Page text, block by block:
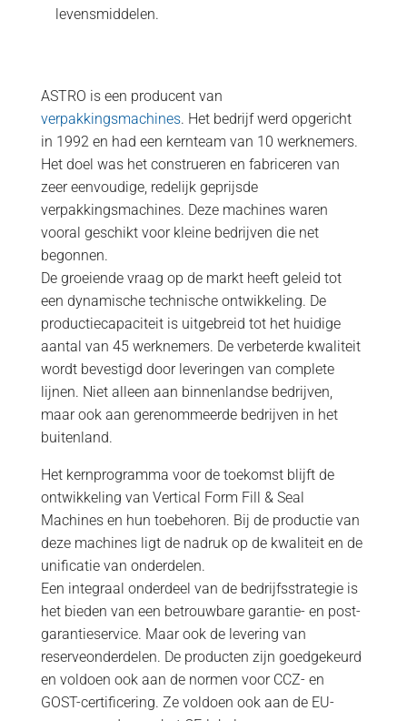
levensmiddelen.
ASTRO is een producent van
verpakkingsmachines. Het bedrijf werd opgericht
in 1992 en had een kernteam van 10 werknemers.
Het doel was het construeren en fabriceren van
zeer eenvoudige, redelijk geprijsde
verpakkingsmachines. Deze machines waren
vooral geschikt voor kleine bedrijven die net
begonnen.
De groeiende vraag op de markt heeft geleid tot
een dynamische technische ontwikkeling. De
productiecapaciteit is uitgebreid tot het huidige
aantal van 45 werknemers. De verbeterde kwaliteit
wordt bevestigd door leveringen van complete
lijnen. Niet alleen aan binnenlandse bedrijven,
maar ook aan gerenommeerde bedrijven in het
buitenland.
Het kernprogramma voor de toekomst blijft de
ontwikkeling van Vertical Form Fill & Seal
Machines en hun toebehoren. Bij de productie van
deze machines ligt de nadruk op de kwaliteit en de
unificatie van onderdelen.
Een integraal onderdeel van de bedrijfsstrategie is
het bieden van een betrouwbare garantie- en post-
garantieservice. Maar ook de levering van
reserveonderdelen. De producten zijn goedgekeurd
en voldoen ook aan de normen voor CCZ- en
GOST-certificering. Ze voldoen ook aan de EU-